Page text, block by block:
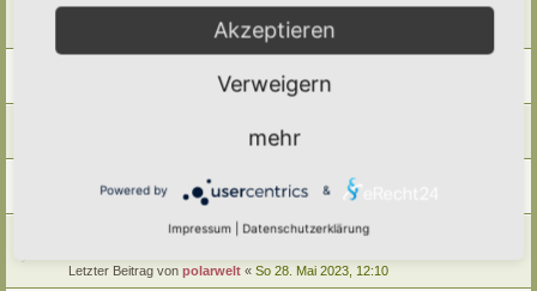
Hortus Netzwerk Treffen in Lenzen an der Elbe
CoAn«Do 25. Jul 2024, 13:39
polarwelt«So 28. Mai 2023, 12:22
«So 28. Mai 2023, 12:19
Hortus-Netzwerk-Freunde Berlin-Brandenburg
Letzter Beitrag von polarwelt«So 28. Mai 2023, 12:12
Hortus-Netzwerk Raum Augsburg/ Ulm / Nordschwaben in
Letzter Beitrag von polarwelt « So 28. Mai 2023, 12:10
Akzeptieren
Verweigern
mehr
Powered by &
Impressum Datenschutzerklärung